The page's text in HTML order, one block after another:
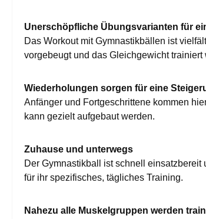
Unerschöpfliche Übungsvarianten für
Das Workout mit Gymnastikbällen ist
vorgebeugt und das Gleichgewicht trainiert
Wiederholungen sorgen für eine
Anfänger und Fortgeschrittene kommen
kann gezielt aufgebaut werden.
Zuhause und unterwegs
Der Gymnastikball ist schnell
für ihr spezifisches, tägliches Training.
Nahezu alle Muskelgruppen werden